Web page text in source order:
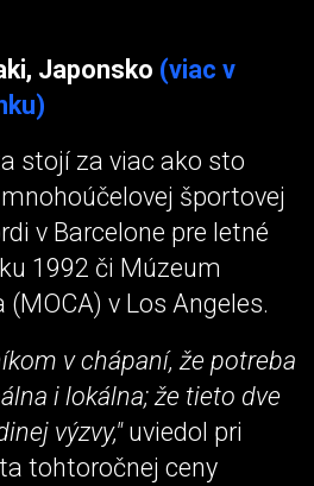
Japonsko (viac v
stojí za viac ako sto
športovej
v Barcelone pre letné
1992 či Múzeum
v Los Angeles.
v chápaní, že potreba
i lokálna; že tieto dve
výzvy,"uviedol pri
tohtoročnej ceny